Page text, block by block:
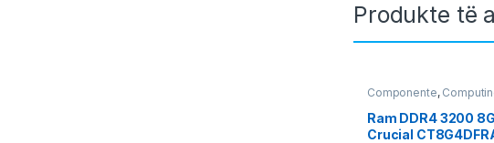
Produkte të
Componente,
Crucial
RAM
Ram DDR4 3200
Crucial